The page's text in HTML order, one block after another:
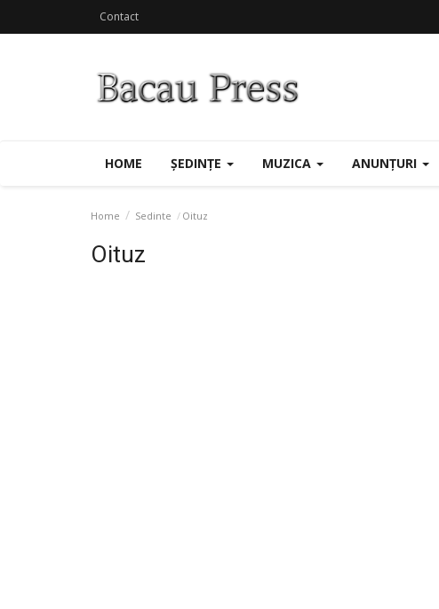
Contact
HOME ȘEDINȚE MUZICA ANUNȚURI
Home Sedinte Oituz
Oituz